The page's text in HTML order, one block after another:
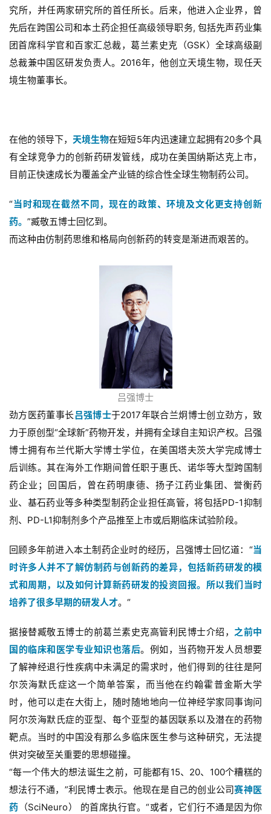
究所，并任两家研究所的首任所长。后来，他进入企业界，曾
先后在跨国公司和本土药企担任高级领导职务, 包括先声药业集
团首席科学官和百家汇总裁，葛兰素史克（GSK）全球高级副
总裁兼中国区研发负责人。2016年，他创立天境生物，现任天
境生物董事长。
在他的领导下， 天境生物在短短5年内迅速建立起拥有20多个具
有全球竞争力的创新药研发管线，成功在美国纳斯达克上市，
目前正快速成长为覆盖全产业链的综合性全球生物制药公司。
“当时和现在截然不同，现在的政策、环境及文化更支持创新
药。 ”臧敬五博士回忆到。
而这种由仿制药思维和格局向创新药的转变是渐进而艰苦的。
吕强博士
劲方医药董事长吕强博士于2017年联合兰炯博士创立劲方，致
力于原创型“全球新”药物开发，并拥有全球自主知识产权。吕强
博士拥有布兰代斯大学博士学位，在美国塔夫茨大学完成博士
后训练。其在海外工作期间曾任职于惠氏、诺华等大型跨国制
药企业；回国后，曾在药明康德、扬子江药业集团、誉衡药
业、基石药业等多种类型制药企业担任高管，将包括PD-1抑制
剂、PD-L1抑制剂多个产品推至上市或后期临床试验阶段。
回顾多年前进入本土制药企业时的经历，吕强博士回忆道：“当
时许多人并不了解仿制药与创新药的差异，包括新药研发的模
式和周期，以及如何计算新药研发的投资回报。所以我们当时
培养了很多早期的研发人才。“
据接替臧敬五博士的前葛兰素史克高管利民博士介绍， 之前中
国的临床和医学专业知识也落后。例如，当药物开发人员想要
了解神经退行性疾病中未满足的需求时，他们得到的往往是阿
尔茨海默氏症这一个简单答案，而当他在约翰霍普金斯大学
时，他可以走在大街上，随时随地地向一位神经学家同事询问
阿尔茨海默氏症的亚型、每个亚型的基因联系以及潜在的药物
靶点。当时的中国没有那么多临床医生参与这种研究，无法提
供对突破至关重要的思想碰撞。
“每一个伟大的想法诞生之前，可能都有15、20、100个糟糕的
想法行不通，”利民博士表示。他现在是自己的创业公司赛神医
药 （SciNeuro） 的首席执行官。“或者，它们行不通是因为你